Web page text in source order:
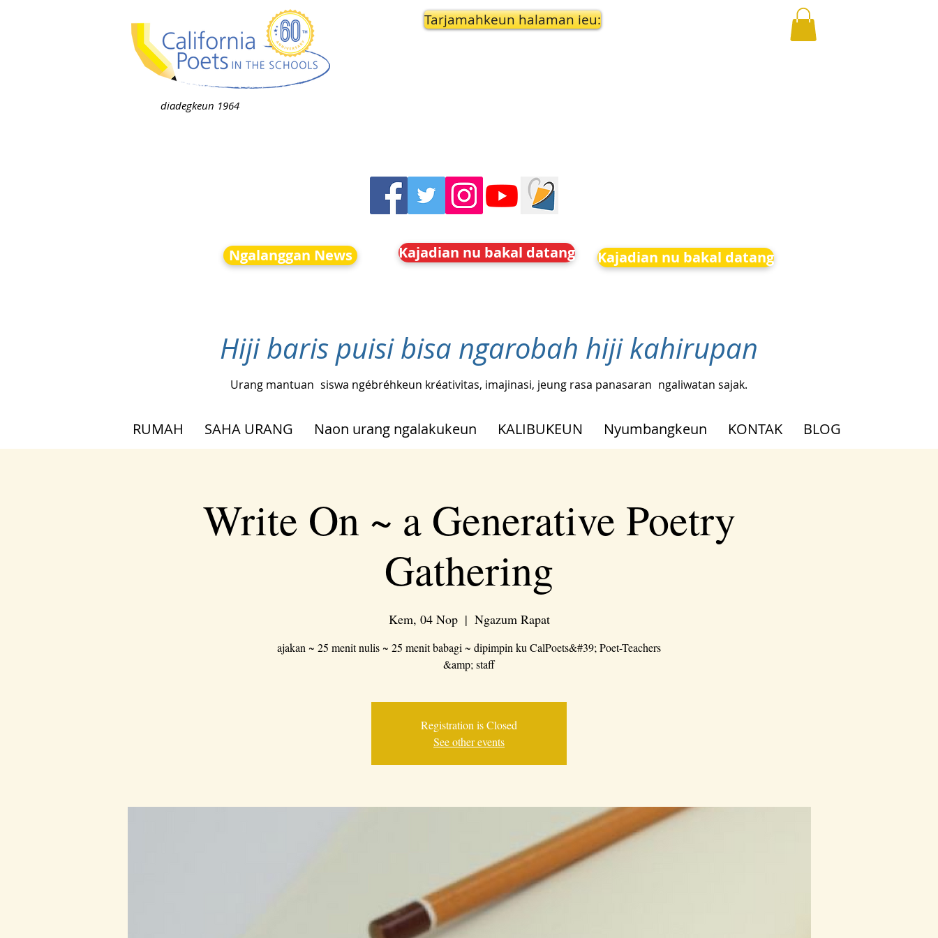
diadegkeun 1964
Tarjamahkeun halaman ieu:
Ngalanggan News Kajadian nu bakal datang Kajadian nu bakal datang
Hiji baris puisi bisa ngarobah hiji kahirupan
Urang mantuan siswa ngébréhkeun kréativitas, imajinasi, jeung rasa panasaran ngaliwatan sajak.
RUMAH SAHA URANG Naon urang ngalakukeun KALIBUKEUN Nyumbangkeun KONTAK BLOG
Write On ~ a Generative Poetry
Gathering
Kem, 04 Nop
  |
Ngazum Rapat
ajakan ~ 25 menit nulis ~ 25 menit babagi ~ dipimpin ku CalPoets&#39; Poet-Teachers
&amp; staff
Registration is Closed
See other events